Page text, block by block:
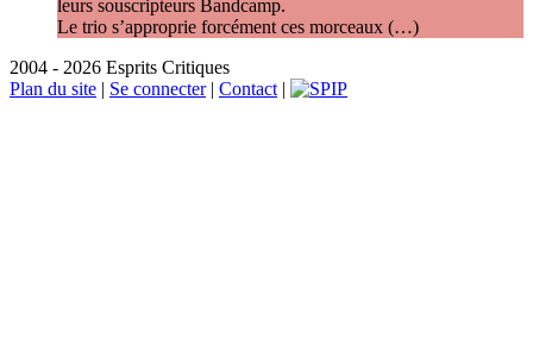
leurs souscripteurs Bandcamp.
Le trio s’approprie forcément ces morceaux (…)
2004 - 2026 Esprits Critiques
Plan du site | Se connecter| Contact |